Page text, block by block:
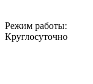
Режим работы:
Круглосуточно